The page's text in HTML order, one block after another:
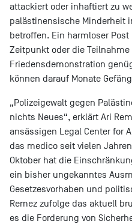
attackiert oder inhaftiert zu
palästinensische Minderheit
betroffen. Ein harmloser
Zeitpunkt oder die Teilnahme
Friedensdemonstration
können darauf Monate
„Polizeigewalt gegen
nichts Neues“, erklärt Ari
ansässigen Legal Center for
das medico seit vielen
Oktober hat die
ein bisher ungekanntes
Gesetzesvorhaben und
Remez zufolge das aktuell
es die Forderung von